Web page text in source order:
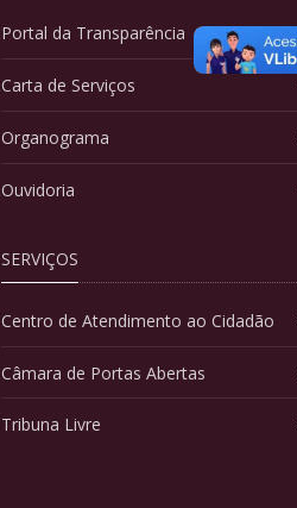
Portal da Transparência
Carta de Serviços
Organograma
Ouvidoria
SERVIÇOS
Centro de Atendimento ao Cidadão
Câmara de Portas Abertas
Tribuna Livre